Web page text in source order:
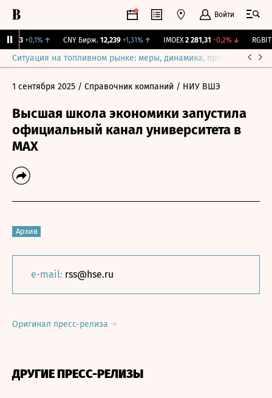
Войти
+0,1% ↑ CNY Бирж. 12,239 +1,31% ↑ IMOEX 2 281,31 -0,2%↓ RGBITR
Ситуация на топливном рынке: меры, динамика, прогнозы
1 сентября 2025 / Справочник компаний / НИУ ВШЭ
Высшая школа экономики запустила
официальный канал университета в
МАХ
Архив
e-mail: rss@hse.ru
Оригинал пресс-релиза
ДРУГИЕ ПРЕСС-РЕЛИЗЫ